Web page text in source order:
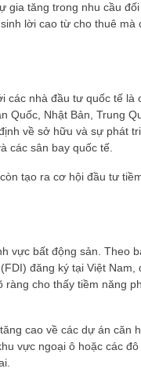
gia tăng trong nhu cầu
lời cao từ cho thuê mà
các nhà đầu tư quốc tế là
Quốc, Nhật Bản, Trung
về sở hữu và sự phát
các sân bay quốc tế.
tạo ra cơ hội đầu tư
vực bất động sản. Theo
đăng ký tại Việt Nam,
cho thấy tiềm năng
cao về các dự án căn
vực ngoại ô hoặc các